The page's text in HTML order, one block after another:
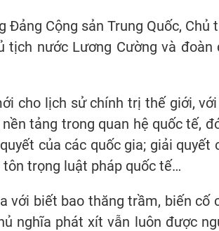
Đảng Cộng sản Trung Quốc, Chủ
tịch nước Lương Cường và đoàn
cho lịch sử chính trị thế giới,
tảng trong quan hệ quốc tế,
của các quốc gia; giải quyết
trọng luật pháp quốc tế…
với biết bao thăng trầm, biến cố
nghĩa phát xít vẫn luôn được